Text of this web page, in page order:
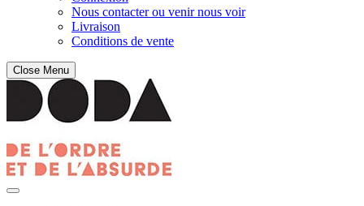
Nous contacter ou venir nous voir
Livraison
Conditions de vente
Close Menu